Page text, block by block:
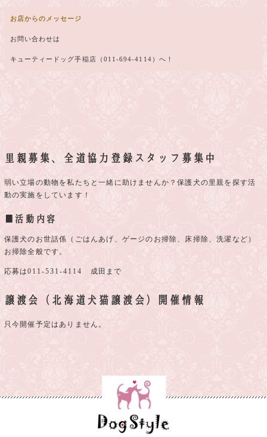
お店からのメッセージ
お問い合わせは
キューティードッグ手稲店（011-694-4114）へ！
里親募集、全道協力登録スタッフ募集中
弱い立場の動物を私たちと一緒に助けませんか？保護犬の里親を探す活
動の実施をしています！
■活動内容
保護犬のお世話係（ごはんあげ、ゲージのお掃除、床掃除、洗濯など）
お掃除全般です。
応募は011-531-4114 成田まで
譲渡会（北海道犬猫譲渡会）開催情報
只今開催予定はありません。